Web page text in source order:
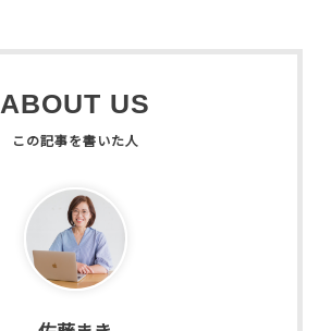
ABOUT US